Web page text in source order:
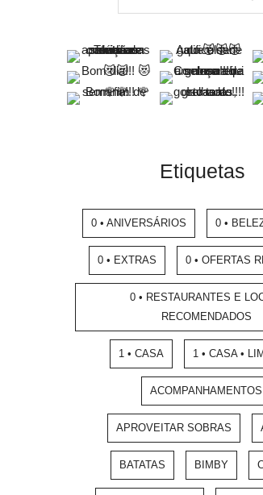
Etiquetas
0 • ANIVERSÁRIOS 0 •
0 • EXTRAS 0 • OFERTAS
0 • RESTAURANTES E
RECOMENDADOS
1 • CASA 1 • CASA •
ACOMPANHAMENTOS
APROVEITAR SOBRAS
BATATAS BIMBY